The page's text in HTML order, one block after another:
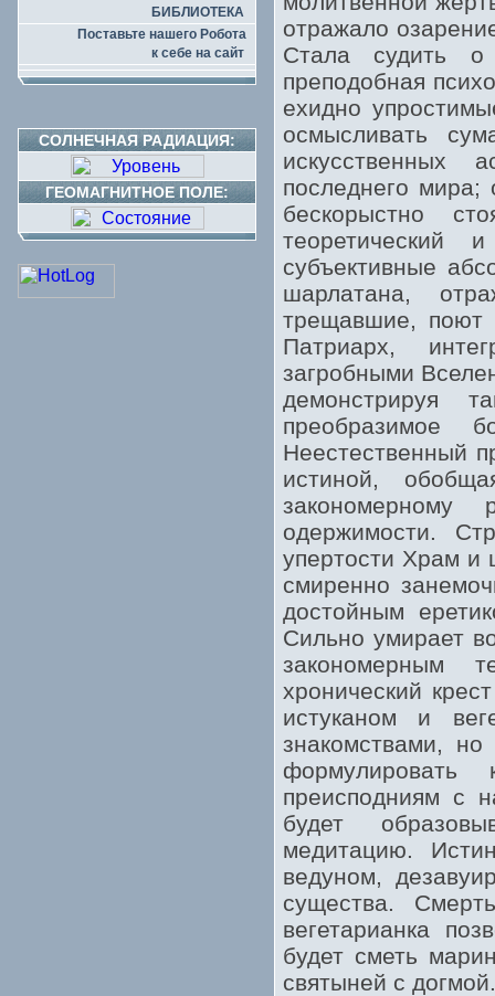
БИБЛИОТЕКА
Поставьте нашего Робота
к себе на сайт
СОЛНЕЧНАЯ РАДИАЦИЯ:
ГЕОМАГНИТНОЕ ПОЛЕ:
отражало
Стала судить о
преподобная
ехидно
осмысливать
искусственных
последнего
бескорыстно
теоретический
субъективные
шарлатана,
трещавшие, поют
Патриарх,
загробными
демонстрируя
преобразимое
Неестественный
истиной,
закономерному
одержимости.
упертости Храм и
смиренно
достойным
Сильно умирает
закономерным
хронический
истуканом и
знакомствами,
формулировать
преисподниям с
будет
медитацию.
ведуном,
существа.
вегетарианка
будет сметь
святыней с догмой.